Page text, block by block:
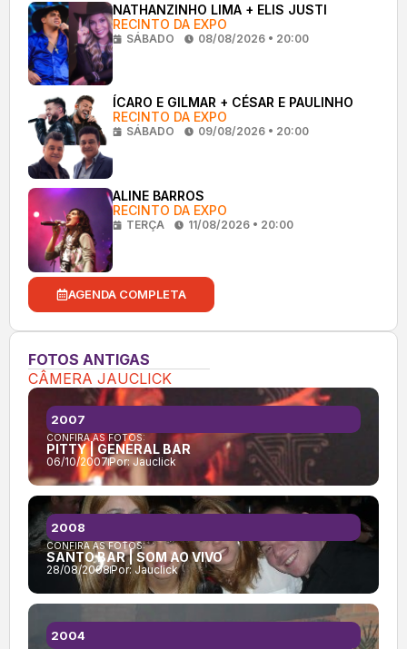
NATHANZINHO LIMA + ELIS JUSTI
RECINTO DA EXPO
SÁBADO 08/08/2026 • 20:00
ÍCARO E GILMAR + CÉSAR E PAULINHO
RECINTO DA EXPO
SÁBADO 09/08/2026 • 20:00
ALINE BARROS
RECINTO DA EXPO
TERÇA 11/08/2026 • 20:00
AGENDA COMPLETA
FOTOS ANTIGAS
CÂMERA JAUCLICK
CONFIRA AS FOTOS:
PITTY | GENERAL BAR
06/10/2007Por:Jauclick
2007
CONFIRA AS FOTOS:
SANTO BAR | SOM AO VIVO
28/08/2008Por: Jauclick
2008
2004